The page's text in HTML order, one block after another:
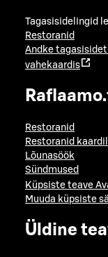
Tagasisidelingid
Restoranid
Andke
vahekaardis
Restoranid
Restoranid kaardil
Lõunasöök
Sündmused
Küpsiste teave
Muuda küpsiste
Üldine